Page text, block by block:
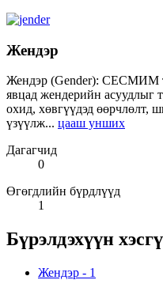
Жендэр
Жендэр (Gender): СЕСМИМ
явцад жендерийн асуудлыг
охид, хөвгүүдэд өөрчлөлт,
үзүүлж... цааш унших
Дагагчид
0
Өгөгдлийн бүрдлүүд
1
Бүрэлдэхүүн
Жендэр - 1